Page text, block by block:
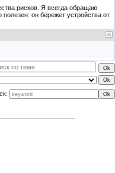
рисков. Я всегда обращаю
он бережет устройства от